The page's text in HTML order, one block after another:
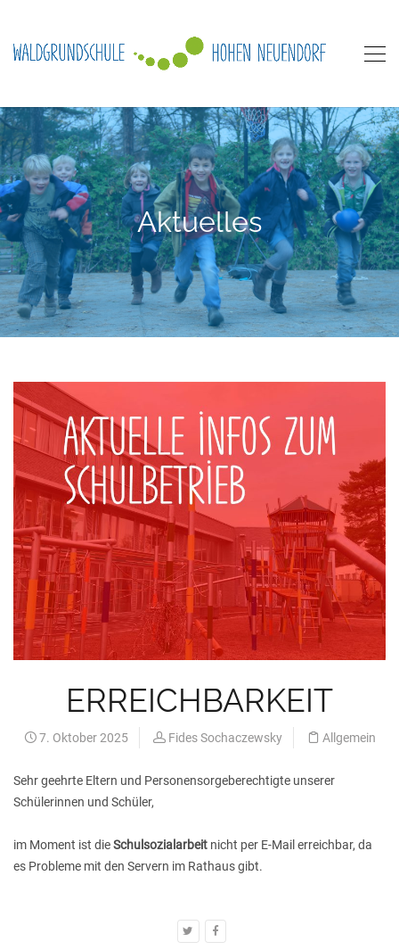
Aktuelles
ERREICHBARKEIT
7. Oktober 2025 Fides Sochaczewsky Allgemein
Sehr geehrte Eltern und Personensorgeberechtigte unserer
Schülerinnen und Schüler,
im Moment ist dieSchulsozialarbeit nicht per E-Mail erreichbar, da
es Probleme mit den Servern im Rathaus gibt.